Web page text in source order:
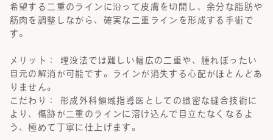
希望する二重のラインに沿って皮膚を切開し、余分な脂肪や
筋肉を調整しながら、確実な二重ラインを形成する手術で
す。
メリット： 埋没法では難しい幅広の二重や、腫れぼったい
目元の解消が可能です。ラインが消失する心配がほとんどあ
りません。
こだわり： 形成外科領域指導医としての緻密な縫合技術に
より、傷跡が二重のラインに溶け込んで目立たなくなるよ
う、極めて丁寧に仕上げます。